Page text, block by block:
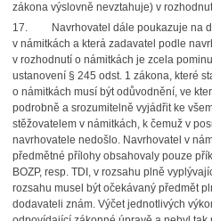
zákona výslovně nevztahuje) v
17. Navrhovatel dále poukazuje na
v námitkách a která zadavatel podle
v rozhodnutí o námitkách je zcela
ustanovení § 245 odst. 1 zákona, které
o námitkách musí být odůvodnění, ve
podrobně a srozumitelně vyjádřit ke
stěžovatelem v námitkách, k čemuž v
navrhovatele nedošlo. Navrhovatel v
předmětné přílohy obsahovaly pouze
BOZP, resp. TDI, v rozsahu plně
rozsahu musel být očekávaný předmět
dodavateli znám. Výčet jednotlivých